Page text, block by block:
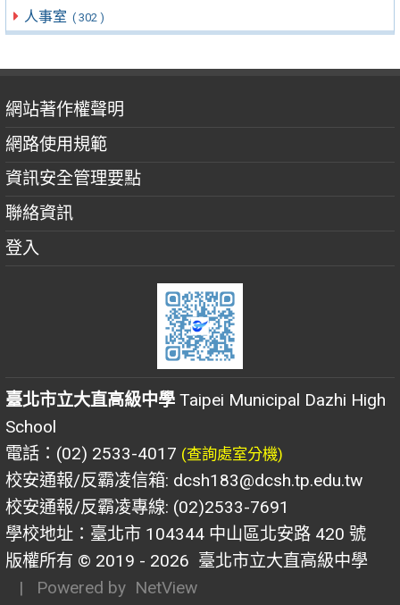
人事室 ( 302 )
網站著作權聲明
網路使用規範
資訊安全管理要點
聯絡資訊
登入
臺北市立大直高級中學 Taipei Municipal Dazhi High
School
電話：(02) 2533-4017 (查詢處室分機)
校安通報/反霸凌信箱: dcsh183@dcsh.tp.edu.tw
校安通報/反霸凌專線: (02)2533-7691
學校地址：臺北市 104344 中山區北安路 420 號
版權所有 © 2019 - 2026 臺北市立大直高級中學
| Powered by NetView